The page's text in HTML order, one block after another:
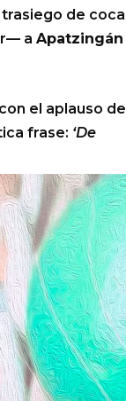
de coca
a Apatzingán
el aplauso de
frase: ‘De